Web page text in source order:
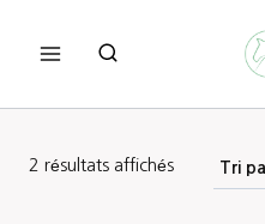
2 résultats affichés